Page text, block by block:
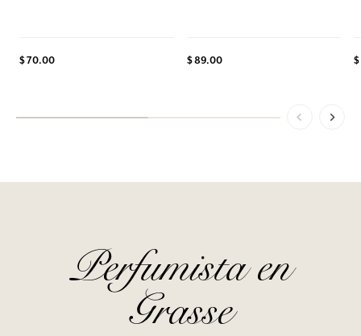
$ 70.00 $ 89.00 $
Perfumista en
Grasse